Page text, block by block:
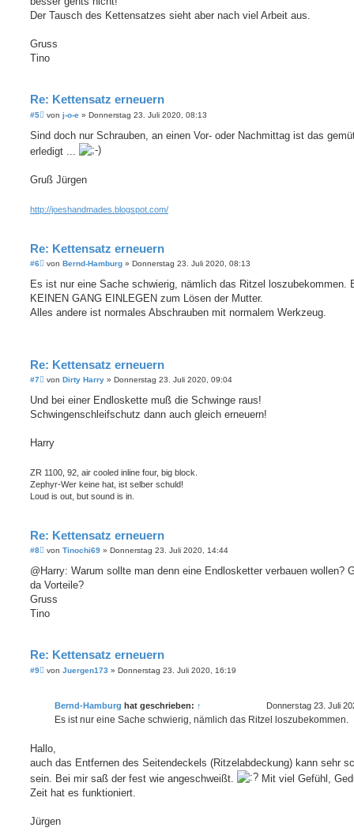
Der Tausch des Kettensatzes sieht aber nach viel Arbeit aus.
Gruss
Tino
Re: Kettensatz erneuern
#5
B
i
r
von j-o-e » Donnerstag 23. Juli 2020, 08:13
Sind doch nur Schrauben, an einen Vor- oder Nachmittag ist das
erledigt ...
Gruß Jürgen
http://joeshandmades.blogspot.com/
Re: Kettensatz erneuern
#6
B
r
a
von Bernd-Hamburg » Donnerstag 23. Juli 2020, 08:13
Es ist nur eine Sache schwierig, nämlich das Ritzel loszubekommen.
KEINEN GANG EINLEGEN zum Lösen der Mutter.
Alles andere ist normales Abschrauben mit normalem Werkzeug.
Re: Kettensatz erneuern
#7
B
i
r
von Dirty Harry » Donnerstag 23. Juli 2020, 09:04
Und bei einer Endloskette muß die Schwinge raus!
Schwingenschleifschutz dann auch gleich erneuern!
Harry
ZR 1100, 92, air cooled inline four, big block.
Zephyr-Wer keine hat, ist selber schuld!
Loud is out, but sound is in.
Re: Kettensatz erneuern
#8
B
i
r
a
von Tinochi69 » Donnerstag 23. Juli 2020, 14:44
@Harry: Warum sollte man denn eine Endlosketter verbauen wollen?
da Vorteile?
Gruss
Tino
Re: Kettensatz erneuern
#9
Bvon Juergen173 » Donnerstag 23. Juli 2020, 16:19
Bernd-Hamburg hat geschrieben: ↑ Donnerstag 23. Juli
Es ist nur eine Sache schwierig, nämlich das Ritzel loszubekommen.
Hallo,
auch das Entfernen des Seitendeckels (Ritzelabdeckung) kann sehr
sein. Bei mir saß der fest wie angeschweißt.
Mit viel Gefühl,
Zeit hat es funktioniert.
Jürgen